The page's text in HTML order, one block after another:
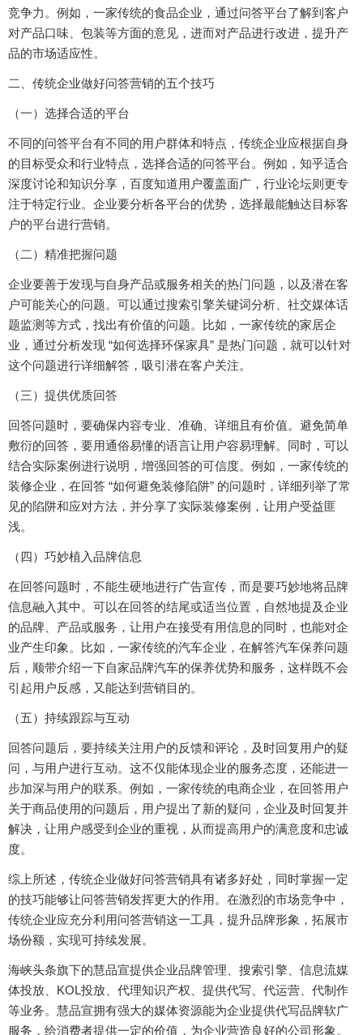
竞争力。例如，一家传统的食品企业，通过问答平台了解到客户
对产品口味、包装等方面的意见，进而对产品进行改进，提升产
品的市场适应性。
二、传统企业做好问答营销的五个技巧
（一）选择合适的平台
不同的问答平台有不同的用户群体和特点，传统企业应根据自身
的目标受众和行业特点，选择合适的问答平台。例如，知乎适合
深度讨论和知识分享，百度知道用户覆盖面广，行业论坛则更专
注于特定行业。企业要分析各平台的优势，选择最能触达目标客
户的平台进行营销。
（二）精准把握问题
企业要善于发现与自身产品或服务相关的热门问题，以及潜在客
户可能关心的问题。可以通过搜索引擎关键词分析、社交媒体话
题监测等方式，找出有价值的问题。比如，一家传统的家居企
业，通过分析发现 “如何选择环保家具” 是热门问题，就可以针对
这个问题进行详细解答，吸引潜在客户关注。
（三）提供优质回答
回答问题时，要确保内容专业、准确、详细且有价值。避免简单
敷衍的回答，要用通俗易懂的语言让用户容易理解。同时，可以
结合实际案例进行说明，增强回答的可信度。例如，一家传统的
装修企业，在回答 “如何避免装修陷阱” 的问题时，详细列举了常
见的陷阱和应对方法，并分享了实际装修案例，让用户受益匪
浅。
（四）巧妙植入品牌信息
在回答问题时，不能生硬地进行广告宣传，而是要巧妙地将品牌
信息融入其中。可以在回答的结尾或适当位置，自然地提及企业
的品牌、产品或服务，让用户在接受有用信息的同时，也能对企
业产生印象。比如，一家传统的汽车企业，在解答汽车保养问题
后，顺带介绍一下自家品牌汽车的保养优势和服务，这样既不会
引起用户反感，又能达到营销目的。
（五）持续跟踪与互动
回答问题后，要持续关注用户的反馈和评论，及时回复用户的疑
问，与用户进行互动。这不仅能体现企业的服务态度，还能进一
步加深与用户的联系。例如，一家传统的电商企业，在回答用户
关于商品使用的问题后，用户提出了新的疑问，企业及时回复并
解决，让用户感受到企业的重视，从而提高用户的满意度和忠诚
度。
综上所述，传统企业做好问答营销具有诸多好处，同时掌握一定
的技巧能够让问答营销发挥更大的作用。在激烈的市场竞争中，
传统企业应充分利用问答营销这一工具，提升品牌形象，拓展市
场份额，实现可持续发展。
海峡头条旗下的慧品宣提供企业品牌管理、搜索引擎、信息流媒
体投放、KOL投放、代理知识产权、提供代写、代运营、代制作
等业务。慧品宣拥有强大的媒体资源能为企业提供代写品牌软广
服务，给消费者提供一定的价值，为企业营造良好的公司形象。